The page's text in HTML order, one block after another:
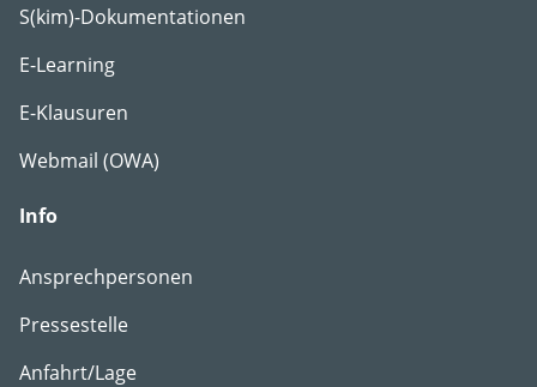
S(kim)-Dokumentationen
E-Learning
E-Klausuren
Webmail (OWA)
Info
Ansprechpersonen
Pressestelle
Anfahrt/Lage